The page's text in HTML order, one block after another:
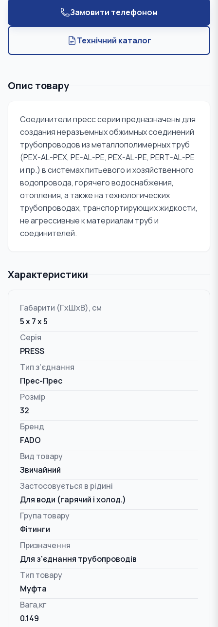
Замовити телефоном
Технічний каталог
Опис товару
Соединители пресс серии предназначены для
создания неразъемных обжимных соединений
трубопроводов из металлополимерных труб
(PEX-AL-PEX, PE-AL-PE, PEX-AL-PE, PERT-AL-PE
и пр.) в системах питьевого и хозяйственного
водопровода, горячего водоснабжения,
отопления, а также на технологических
трубопроводах, транспортирующих жидкости,
не агрессивные к материалам труб и
соединителей.
Характеристики
Габарити (ГxШxВ), см
5 x 7 x 5
Серія
PRESS
Тип з'єднання
Прес-Прес
Розмір
32
Бренд
FADO
Вид товару
Звичайний
Застосовується в рідині
Для води (гарячий і холод.)
Група товару
Фітинги
Призначення
Для з'єднання трубопроводів
Тип товару
Муфта
Вага,кг
0.149